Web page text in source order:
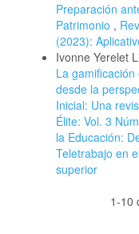
Preparación
Patrimonio ,
(2023):
Ivonne Yerelet
La
desde la
Inicial: Una
Élite: Vol. 3
la Educación:
Teletrabajo en
superior
1-10